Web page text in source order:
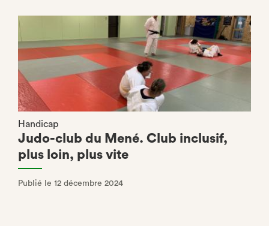
Handicap
Judo-club du Mené. Club inclusif,
plus loin, plus vite
Publié le 12 décembre 2024